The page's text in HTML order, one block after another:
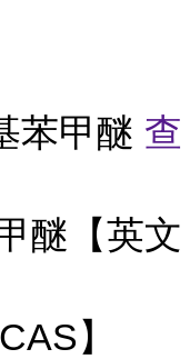
苯甲醚 查
醚【英文
】